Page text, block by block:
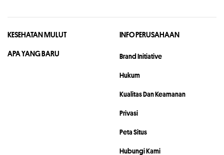
KESEHATAN MULUT
APA YANG BARU
INFO PERUSAHAAN
Brand Initiative
Hukum
Kualitas Dan Keamanan
Privasi
Peta Situs
Hubungi Kami